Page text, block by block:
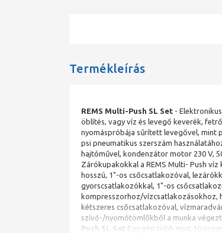
Termékleírás
REMS Multi-Push SL Set -
öblítés, vagy víz és levegő keverék,
nyomáspróbája sűrített levegővel, mint
psi pneumatikus szerszám
hajtóművel, kondenzátor motor 230 V,
Zárókupakokkal a REMS Multi- Push
hosszú, 1"-os csőcsatlakozóval,
gyorscsatlakozókkal, 1"-os
kompresszorhoz/vízcsatlakozásokhoz,
kétszeres csőcsatlakozóval,
szívó-/nyomótömlőkből a munka
Push SL Set Egy gép több mint 10